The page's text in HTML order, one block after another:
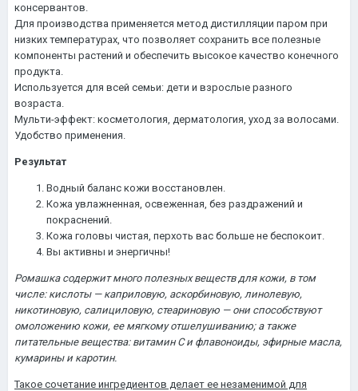
консервантов.
Для производства применяется метод дистилляции паром при
низких температурах, что позволяет сохранить все полезные
компоненты растений и обеспечить высокое качество конечного
продукта.
Используется для всей семьи: дети и взрослые разного
возраста.
Мульти-эффект: косметология, дерматология, уход за волосами.
Удобство применения.
Результат
Водный баланс кожи восстановлен.
Кожа увлажненная, освеженная, без раздражений и
покраснений.
Кожа головы чистая, перхоть вас больше не беспокоит.
Вы активны и энергичны!
Ромашка содержит много полезных веществ для кожи, в том
числе: кислоты — каприловую, аскорбиновую, линолевую,
никотиновую, салициловую, стеариновую — они способствуют
омоложению кожи, ее мягкому отшелушиванию; а также
питательные вещества: витамин С и флавоноиды, эфирные масла,
кумарины и каротин.
Такое сочетание ингредиентов делает ее незаменимой для